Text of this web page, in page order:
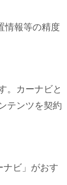
情報等の精度
。カーナビと
テンツを契約
ナビ」がおす